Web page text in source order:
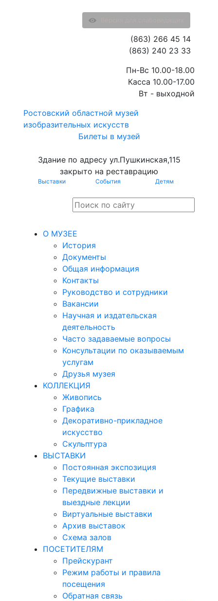
Ростовский областной музей
изобразительных искусств
Билеты в музей
Здание по адресу ул.Пушкинская,115
закрыто на реставрацию
Выставки События Детям
(863) 266 45 14
(863) 240 23 33
Пн-Вс 10.00-18.00
Касса 10.00-17.00
Вт - выходной
О МУЗЕЕ
История
Документы
Общая информация
Контакты
Руководство и сотрудники
Вакансии
Научная и издательская
деятельность
Часто задаваемые вопросы
Консультации по оказываемым
услугам
Друзья музея
КОЛЛЕКЦИЯ
Живопись
Графика
Декоративно-прикладное
искусство
Скульптура
ВЫСТАВКИ
Постоянная экспозиция
Текущие выставки
Передвижные выставки и
выездные лекции
Виртуальные выставки
Архив выставок
Схема залов
ПОСЕТИТЕЛЯМ
Прейскурант
Режим работы и правила
посещения
Обратная связь